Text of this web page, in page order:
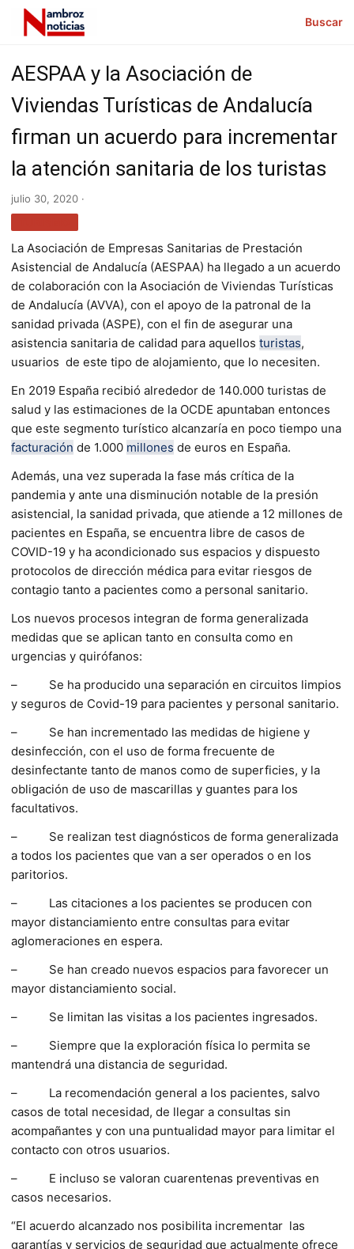
Buscar
AESPAA y la Asociación de
Viviendas Turísticas de Andalucía
firman un acuerdo para incrementar
la atención sanitaria de los turistas
julio 30, 2020 ·
La Asociación de Empresas Sanitarias de Prestación
Asistencial de Andalucía (AESPAA) ha llegado a un acuerdo
de colaboración con la Asociación de Viviendas Turísticas
de Andalucía (AVVA), con el apoyo de la patronal de la
sanidad privada (ASPE), con el fin de asegurar una
asistencia sanitaria de calidad para aquellos turistas,
usuarios de este tipo de alojamiento, que lo necesiten.
En 2019 España recibió alrededor de 140.000 turistas de
salud y las estimaciones de la OCDE apuntaban entonces
que este segmento turístico alcanzaría en poco tiempo una
facturación de 1.000 millones de euros en España.
Además, una vez superada la fase más crítica de la
pandemia y ante una disminución notable de la presión
asistencial, la sanidad privada, que atiende a 12 millones de
pacientes en España, se encuentra libre de casos de
COVID-19 y ha acondicionado sus espacios y dispuesto
protocolos de dirección médica para evitar riesgos de
contagio tanto a pacientes como a personal sanitario.
Los nuevos procesos integran de forma generalizada
medidas que se aplican tanto en consulta como en
urgencias y quirófanos:
– Se ha producido una separación en circuitos limpios
y seguros de Covid-19 para pacientes y personal sanitario.
– Se han incrementado las medidas de higiene y
desinfección, con el uso de forma frecuente de
desinfectante tanto de manos como de superficies, y la
obligación de uso de mascarillas y guantes para los
facultativos.
– Se realizan test diagnósticos de forma generalizada
a todos los pacientes que van a ser operados o en los
paritorios.
– Las citaciones a los pacientes se producen con
mayor distanciamiento entre consultas para evitar
aglomeraciones en espera.
– Se han creado nuevos espacios para favorecer un
mayor distanciamiento social.
– Se limitan las visitas a los pacientes ingresados.
– Siempre que la exploración física lo permita se
mantendrá una distancia de seguridad.
– La recomendación general a los pacientes, salvo
casos de total necesidad, de llegar a consultas sin
acompañantes y con una puntualidad mayor para limitar el
contacto con otros usuarios.
– E incluso se valoran cuarentenas preventivas en
casos necesarios.
“El acuerdo alcanzado nos posibilita incrementar las
garantías y servicios de seguridad que actualmente ofrece